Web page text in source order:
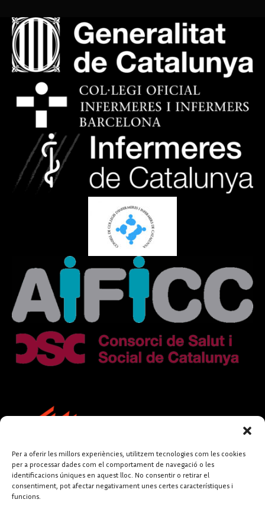
Per a oferir les millors experiències, utilitzem tecnologies com les cookies
per a processar dades com el comportament de navegació o les
identificacions úniques en aquest lloc. No consentir o retirar el
consentiment, pot afectar negativament unes certes característiques i
funcions.